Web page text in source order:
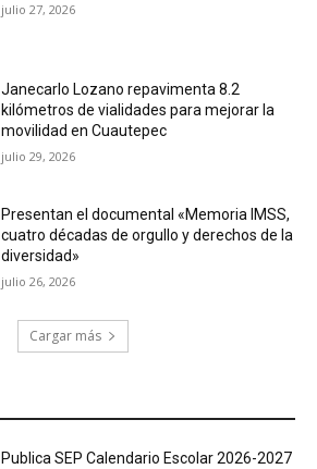
julio 27, 2026
Janecarlo Lozano repavimenta 8.2
kilómetros de vialidades para mejorar la
movilidad en Cuautepec
julio 29, 2026
Presentan el documental «Memoria IMSS,
cuatro décadas de orgullo y derechos de la
diversidad»
julio 26, 2026
Cargar más
Publica SEP Calendario Escolar 2026-2027